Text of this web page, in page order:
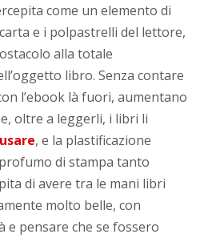
come un elemento di
e i polpastrelli del lettore,
alla totale
libro. Senza contare
l’ebook là fuori, aumentano
oltre a leggerli, i libri li
, e la plastificazione
di stampa tanto
di avere tra le mani libri
molto belle, con
e pensare che se fossero